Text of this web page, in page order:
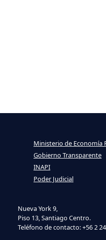
Nueva York 9,
Piso 13, Santiago Centro.
Teléfono de contacto: +56 2
Ministerio de Economía
Gobierno Transparente
INAPI
Poder Judicial